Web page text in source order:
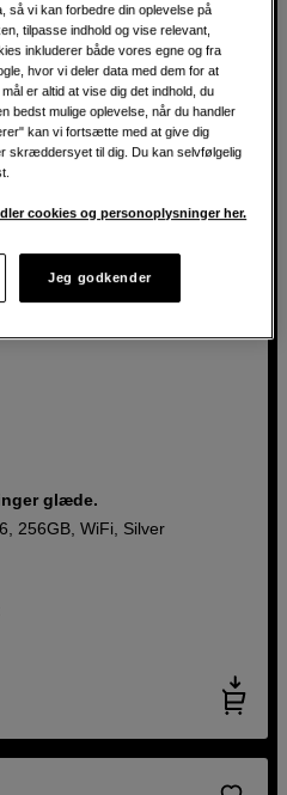
Produktblad
glæde.
256GB, WiFi, Silver
så vi kan forbedre din oplevelse på
tilpasse indhold og vise relevant,
inkluderer både vores egne og fra
hvor vi deler data med dem for at
er altid at vise dig det indhold, du
bedst mulige oplevelse, når du handler
kan vi fortsætte med at give dig
skræddersyet til dig. Du kan selvfølgelig
cookies og personoplysninger her.
Jeg godkender